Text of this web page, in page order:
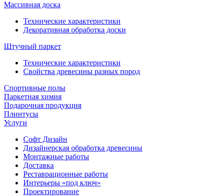
Массивная доска
Технические характеристики
Декоративная обработка доски
Штучный паркет
Технические характеристики
Свойства древесины разных пород
Спортивные полы
Паркетная химия
Подарочная продукция
Плинтусы
Услуги
Софт Дизайн
Дизайнерская обработка древесины
Монтажные работы
Доставка
Реставрационные работы
Интерьеры «под ключ»
Проектирование